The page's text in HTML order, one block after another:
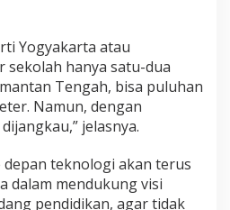
Yogyakarta atau
sekolah hanya satu-dua
Tengah, bisa puluhan
Namun, dengan
jelasnya.
depan teknologi akan terus
dalam mendukung visi
pendidikan, agar tidak